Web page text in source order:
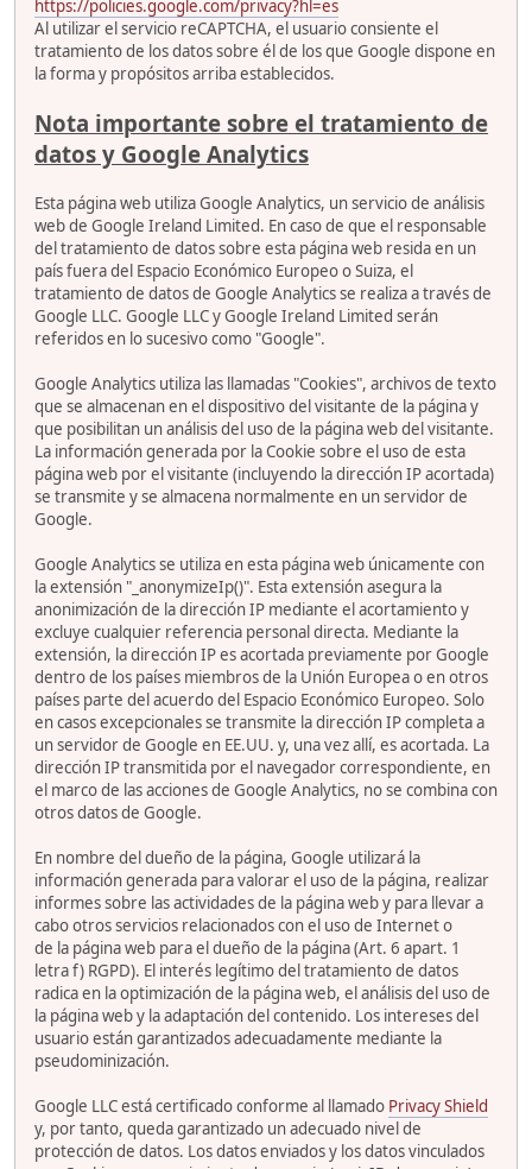
https://policies.google.com/privacy?hl=es
Al utilizar el servicio reCAPTCHA, el usuario consiente el
tratamiento de los datos sobre él de los que Google dispone en
la forma y propósitos arriba establecidos.
Nota importante sobre el tratamiento de
datos y Google Analytics
Esta página web utiliza Google Analytics, un servicio de análisis
web de Google Ireland Limited. En caso de que el responsable
del tratamiento de datos sobre esta página web resida en un
país fuera del Espacio Económico Europeo o Suiza, el
tratamiento de datos de Google Analytics se realiza a través de
Google LLC. Google LLC y Google Ireland Limited serán
referidos en lo sucesivo como "Google".
Google Analytics utiliza las llamadas "Cookies", archivos de texto
que se almacenan en el dispositivo del visitante de la página y
que posibilitan un análisis del uso de la página web del visitante.
La información generada por la Cookie sobre el uso de esta
página web por el visitante (incluyendo la dirección IP acortada)
se transmite y se almacena normalmente en un servidor de
Google.
Google Analytics se utiliza en esta página web únicamente con
la extensión "_anonymizeIp()". Esta extensión asegura la
anonimización de la dirección IP mediante el acortamiento y
excluye cualquier referencia personal directa. Mediante la
extensión, la dirección IP es acortada previamente por Google
dentro de los países miembros de la Unión Europea o en otros
países parte del acuerdo del Espacio Económico Europeo. Solo
en casos excepcionales se transmite la dirección IP completa a
un servidor de Google en EE.UU. y, una vez allí, es acortada. La
dirección IP transmitida por el navegador correspondiente, en
el marco de las acciones de Google Analytics, no se combina con
otros datos de Google.
En nombre del dueño de la página, Google utilizará la
información generada para valorar el uso de la página, realizar
informes sobre las actividades de la página web y para llevar a
cabo otros servicios relacionados con el uso de Internet o
de la página web para el dueño de la página (Art. 6 apart. 1
letra f) RGPD). El interés legítimo del tratamiento de datos
radica en la optimización de la página web, el análisis del uso de
la página web y la adaptación del contenido. Los intereses del
usuario están garantizados adecuadamente mediante la
pseudominización.
Google LLC está certificado conforme al llamado Privacy Shield
y, por tanto, queda garantizado un adecuado nivel de
protección de datos. Los datos enviados y los datos vinculados